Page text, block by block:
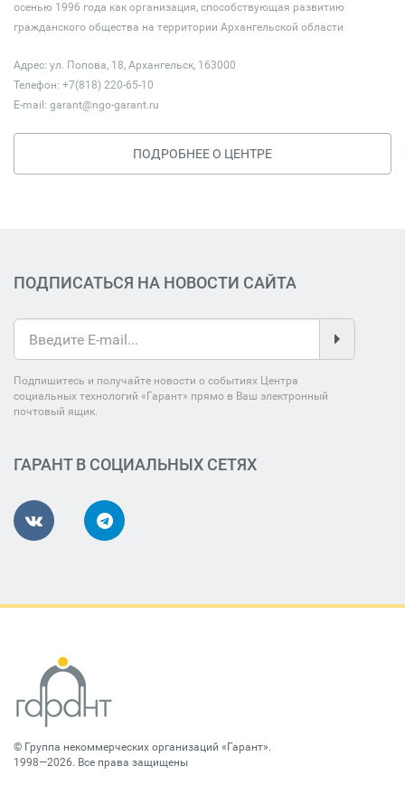
осенью 1996 года как организация, способствующая развитию
гражданского общества на территории Архангельской области
Адрес: ул. Попова, 18, Архангельск, 163000
Телефон: +7(818) 220-65-10
E-mail: garant@ngo-garant.ru
ПОДРОБНЕЕ О ЦЕНТРЕ
ПОДПИСАТЬСЯ НА НОВОСТИ САЙТА
Подпишитесь и получайте новости о событиях Центра
социальных технологий «Гарант» прямо в Ваш электронный
почтовый ящик.
ГАРАНТ В СОЦИАЛЬНЫХ СЕТЯХ
© Группа некоммерческих организаций «Гарант».
1998—2026. Все права защищены